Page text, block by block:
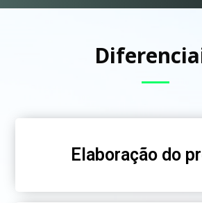
Elaboração do